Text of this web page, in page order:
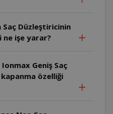
Saç Düzleştiricinin
işe yarar?
Geniş Saç
özelliği